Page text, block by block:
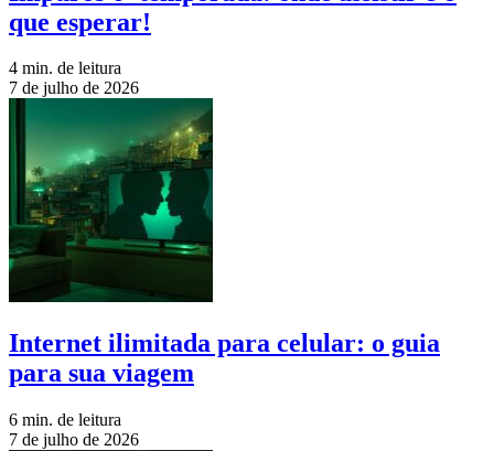
que esperar!
4 min. de leitura
7 de julho de 2026
Internet ilimitada para celular: o guia
para sua viagem
6 min. de leitura
7 de julho de 2026